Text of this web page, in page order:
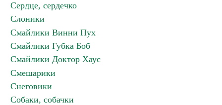
Сердце, сердечко
Слоники
Смайлики Винни Пух
Смайлики Губка Боб
Смайлики Доктор Хаус
Смешарики
Снеговики
Собаки, собачки